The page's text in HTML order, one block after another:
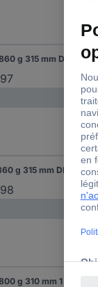
Picard 59000 Marteau de charpentier 860 g 315 mm DIN 7239 1 pc(s)
Picard 59010 Marteau de charpentier 860 g 315 mm DIN 7239 1 pc(s)
g 310 mm 1 pc(s)